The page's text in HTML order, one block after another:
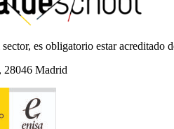
es obligatorio estar
28046 Madrid